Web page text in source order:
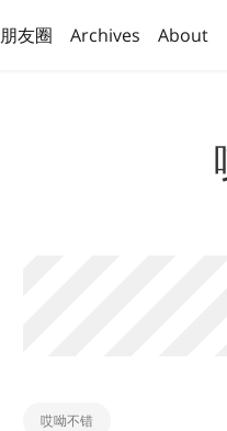
朋友圈 Archives About
哎呦不错